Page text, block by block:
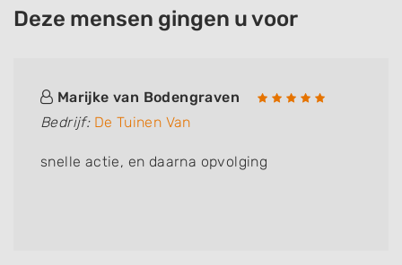
Deze mensen gingen u voor
Marijke van Bodengraven
Bedrijf: De Tuinen Van
snelle actie, en daarna opvolging